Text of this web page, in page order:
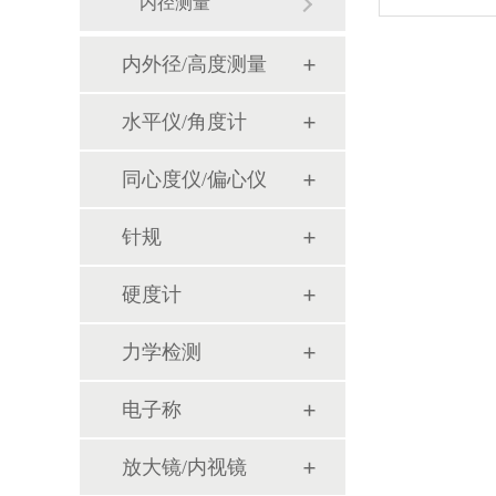
内外径/高度测量
水平仪/角度计
同心度仪/偏心仪
针规
硬度计
力学检测
电子称
放大镜/内视镜